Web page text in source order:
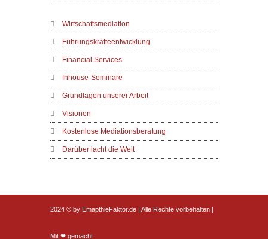
Wirtschaftsmediation
Führungskräfteentwicklung
Financial Services
Inhouse-Seminare
Grundlagen unserer Arbeit
Visionen
Kostenlose Mediationsberatung
Darüber lacht die Welt
2024 © by EmapthieFaktor.de | Alle Rechte vorbehalten |
Mit ❤ gemacht